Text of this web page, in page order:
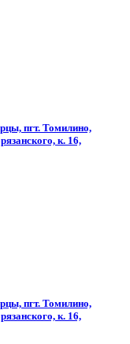
пгт. Томилино,
к. 16,
пгт. Томилино,
к. 16,